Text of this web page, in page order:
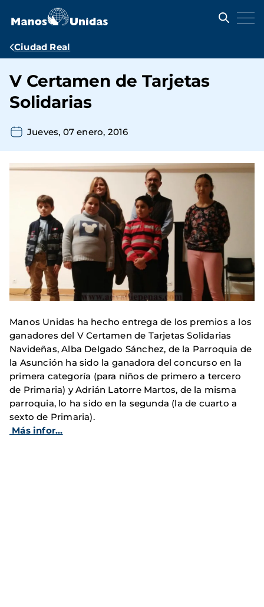
contenido
Ruta
navegación
Ciudad Real
V Certamen de Tarjetas
Solidarias
Jueves, 07 enero, 2016
Manos Unidas ha hecho entrega de los premios a los
ganadores del V Certamen de Tarjetas Solidarias
Navideñas,Alba Delgado Sánchez, de la Parroquia de
la Asunción ha sido la ganadora del concurso en la
primera categoría (para niños de primero a tercero
de Primaria) y Adrián Latorre Martos, de la misma
parroquia, lo ha sido en la segunda (la de cuarto a
sexto de Primaria).
Más infor...